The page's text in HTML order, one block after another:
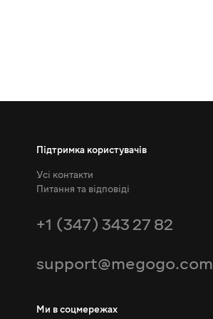
Підтримка користувачів
Усі контакти
Питання та відповіді
+1 (347) 343 27 82
support@megogo.com
Ми в соцмережах